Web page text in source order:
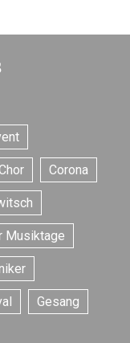
Corona
Musiktage
Gesang